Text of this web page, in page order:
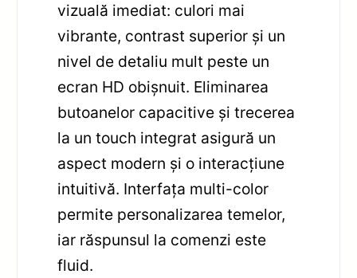
vizuală imediat: culori mai
vibrante, contrast superior și un
nivel de detaliu mult peste un
ecran HD obișnuit. Eliminarea
butoanelor capacitive și trecerea
la un touch integrat asigură un
aspect modern și o interacțiune
intuitivă. Interfața multi-color
permite personalizarea temelor,
iar răspunsul la comenzi este
fluid.